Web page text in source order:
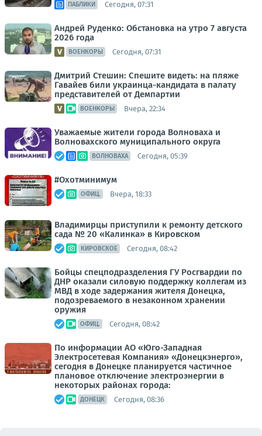
ПАБЛИКИ Сегодня, 07:31
Андрей Руденко: Обстановка на утро 7 августа
2026 года
ВОЕНКОРЫ Сегодня, 07:31
Дмитрий Стешин: Спешите видеть: на пляже
Гавайев били украинца-кандидата в палату
представителей от Демпартии
ВОЕНКОРЫ Вчера, 22:34
Уважаемые жители города Волноваха и
Волновахского муниципального округа
ВОЛНОВАХА Сегодня, 05:39
#Охотминимум
ОФИЦ. Вчера, 18:33
Владимирцы приступили к ремонту детского
сада № 20 «Калинка» в Кировском
КИРОВСКОЕ Сегодня, 08:42
Бойцы спецподразделения ГУ Росгвардии по
ДНР оказали силовую поддержку коллегам из
МВД в ходе задержания жителя Донецка,
подозреваемого в незаконном хранении
оружия
ОФИЦ. Сегодня, 08:42
По информации АО «Юго-Западная
Электросетевая Компания» «Донецкэнерго»,
сегодня в Донецке планируется частичное
плановое отключение электроэнергии в
некоторых районах города:
ДОНЕЦК Сегодня, 08:36